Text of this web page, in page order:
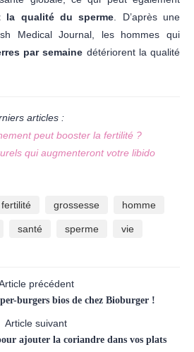
la qualité du sperme. D’après une
Medical Journal, les hommes qui
par semaine détériorent la qualité
articles :
peut booster la fertilité ?
qui augmenteront votre libido
fertilité grossesse homme
santé sperme vie
précédent
burgers bios de chez Bioburger !
Article suivant
ajouter la coriandre dans vos plats